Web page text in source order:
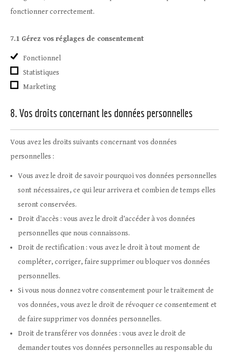
fonctionner correctement.
7.1 Gérez vos réglages de consentement
Fonctionnel
Statistiques
Marketing
8. Vos droits concernant les données personnelles
Vous avez les droits suivants concernant vos données
personnelles :
Vous avez le droit de savoir pourquoi vos données personnelles
sont nécessaires, ce qui leur arrivera et combien de temps elles
seront conservées.
Droit d’accès : vous avez le droit d’accéder à vos données
personnelles que nous connaissons.
Droit de rectification : vous avez le droit à tout moment de
compléter, corriger, faire supprimer ou bloquer vos données
personnelles.
Si vous nous donnez votre consentement pour le traitement de
vos données, vous avez le droit de révoquer ce consentement et
de faire supprimer vos données personnelles.
Droit de transférer vos données : vous avez le droit de
demander toutes vos données personnelles au responsable du